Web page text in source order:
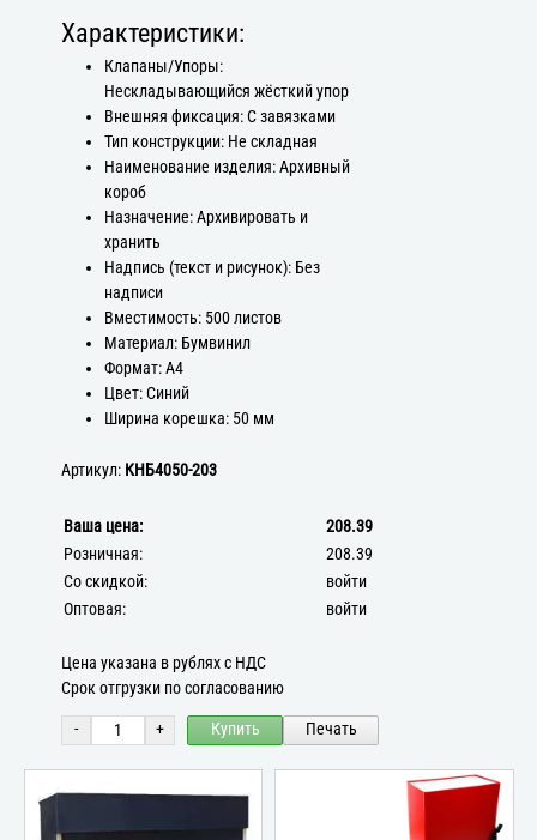
Характеристики:
Клапаны/Упоры:
Нескладывающийся жёсткий упор
Внешняя фиксация: С завязками
Тип конструкции: Не складная
Наименование изделия: Архивный
короб
Назначение: Архивировать и
хранить
Надпись (текст и рисунок): Без
надписи
Вместимость: 500 листов
Материал: Бумвинил
Формат: А4
Цвет: Синий
Ширина корешка: 50 мм
Артикул: КНБ4050-203
Ваша цена:
208.39
Розничная:
208.39
Со скидкой:
войти
Оптовая:
войти
Цена указана в рублях с НДС
Срок отгрузки по согласованию
- + Купить Печать